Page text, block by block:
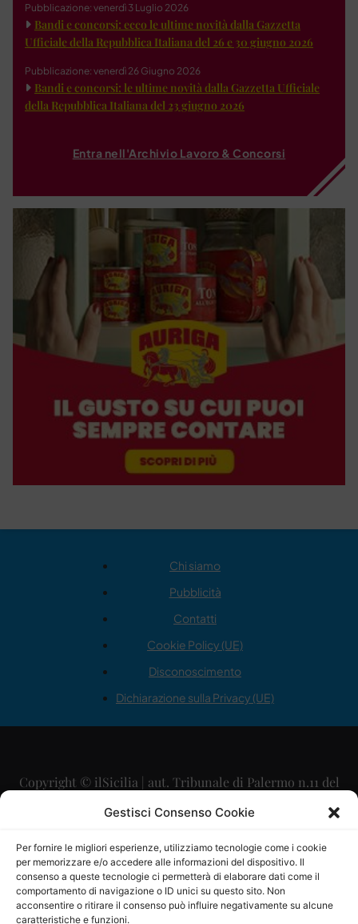
Gestisci Consenso Cookie
Per fornire le migliori esperienze, utilizziamo tecnologie come i cookie
per memorizzare e/o accedere alle informazioni del dispositivo. Il
consenso a queste tecnologie ci permetterà di elaborare dati come il
comportamento di navigazione o ID unici su questo sito. Non
acconsentire o ritirare il consenso può influire negativamente su alcune
caratteristiche e funzioni.
Pubblicazione: venerdì 3 Luglio 2026
Bandi e concorsi: ecco le ultime novità dalla Gazzetta
Ufficiale della Repubblica Italiana del 26 e 30 giugno 2026
Pubblicazione: venerdì 26 Giugno 2026
Bandi e concorsi: le ultime novità dalla Gazzetta Ufficiale
della Repubblica Italiana del 23 giugno 2026
Entra nell'Archivio Lavoro & Concorsi
Chi siamo
Pubblicità
Contatti
Cookie Policy (UE)
Disconoscimento
Dichiarazione sulla Privacy (UE)
Copyright © ilSicilia | aut. Tribunale di Palermo n.11 del
29/09/2015
Direttore Editoriale: Maurizio Scaglione
Direttore Responsabile: Maria Calabrese